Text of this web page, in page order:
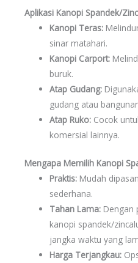
Aplikasi Kanopi Spandek/
Kanopi Teras:
sinar matahari.
Kanopi Carport:
buruk.
Atap Gudang:
gudang atau
Atap Ruko: Cocok
komersial lainnya.
Mengapa Memilih Kanopi
Praktis: Mudah
sederhana.
Tahan Lama: Dengan
kanopi spandek/
jangka waktu yang
Harga Terjangkau: